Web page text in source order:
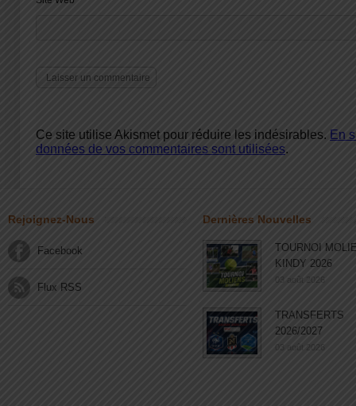
Ce site utilise Akismet pour réduire les indésirables. En
données de vos commentaires sont utilisées.
Rejoignez-Nous
Facebook
Flux RSS
Dernières Nouvelles
TOURNOI
KINDY 2026
03 août 2026
TRANSFERTS
2026/2027
03 août 2026